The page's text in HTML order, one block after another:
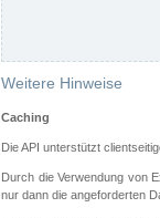
Weitere Hinweise
Caching
Die API unterstützt
Durch die Verwendung von
nur dann die angeforderten